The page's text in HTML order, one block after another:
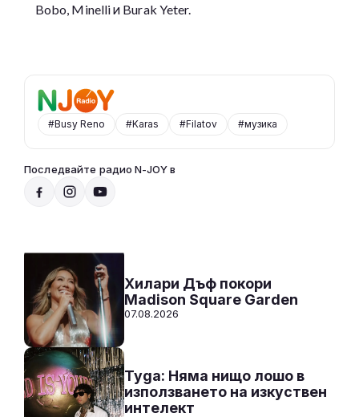
Bobo, Minelli и Burak Yeter.
#Busy Reno #Karas #Filatov #музика
Последвайте радио N-JOY в
СЛУШАЙ
Радио N-JOY - Твоят ден. Твоята музика
20:00 - 07:00
Хилари Дъф покори
Madison Square Garden
07.08.2026
Tyga: Няма нищо лошо в
използването на изкуствен
интелект